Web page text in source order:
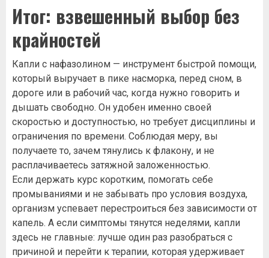
Итог: взвешенный выбор без
крайностей
Капли с нафазолином — инструмент быстрой помощи,
который выручает в пике насморка, перед сном, в
дороге или в рабочий час, когда нужно говорить и
дышать свободно. Он удобен именно своей
скоростью и доступностью, но требует дисциплины и
ограничения по времени. Соблюдая меру, вы
получаете то, зачем тянулись к флакону, и не
расплачиваетесь затяжной заложенностью.
Если держать курс коротким, помогать себе
промываниями и не забывать про условия воздуха,
организм успевает перестроиться без зависимости от
капель. А если симптомы тянутся неделями, капли
здесь не главные: лучше один раз разобраться с
причиной и перейти к терапии, которая удерживает